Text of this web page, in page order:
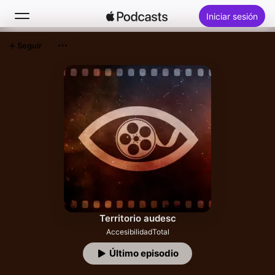
Iniciar sesión
Novedades
Territorio audesc
AccesibilidadTotal
Último episodio
Seguir